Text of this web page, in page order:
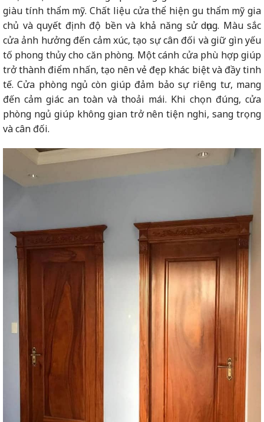
giàu tính thẩm mỹ. Chất liệu cửa thể hiện gu thẩm mỹ gia
chủ và quyết định độ bền và khả năng sử dụng. Màu sắc
cửa ảnh hưởng đến cảm xúc, tạo sự cân đối và giữ gìn yếu
tố phong thủy cho căn phòng. Một cánh cửa phù hợp giúp
trở thành điểm nhấn, tạo nên vẻ đẹp khác biệt và đầy tinh
tế. Cửa phòng ngủ còn giúp đảm bảo sự riêng tư, mang
đến cảm giác an toàn và thoải mái. Khi chọn đúng, cửa
phòng ngủ giúp không gian trở nên tiện nghi, sang trọng
và cân đối.